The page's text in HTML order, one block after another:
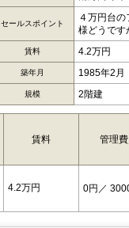
セールスポイント
４万円台
様どうです
賃料 4.2万円
築年月 1985年2月
規模 2階建
賃料 管理
4.2万円 0円 ／